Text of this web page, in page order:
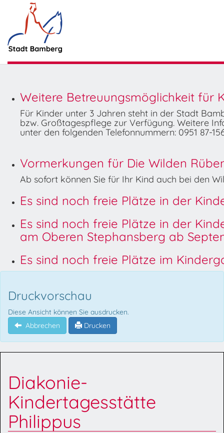
Weitere Betreuungsmöglichkeit für
Für Kinder unter 3 Jahren steht in der Stadt
bzw. Großtagespflege zur Verfügung. Weitere
unter den folgenden Telefonnummern: 0951 87-
Vormerkungen für Die Wilden
Ab sofort können Sie für Ihr Kind auch bei den
Es sind noch freie Plätze in der
Es sind noch freie Plätze in der
am Oberen Stephansberg ab
Es sind noch freie Plätze im
Druckvorschau
Diese Ansicht können Sie ausdrucken.
Abbrechen
Drucken
Diakonie-
Kindertagesstätte
Philippus